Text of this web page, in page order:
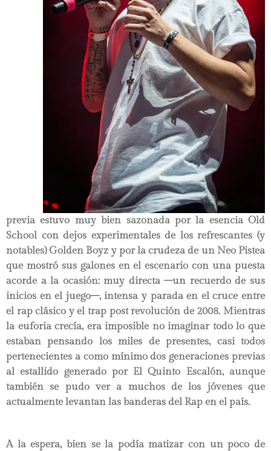
previa estuvo muy bien sazonada por la esencia Old
School con dejos experimentales de los refrescantes (y
notables) Golden Boyz y por la crudeza de un Neo Pistea
que mostró sus galones en el escenario con una puesta
acorde a la ocasión: muy directa –un recuerdo de sus
inicios en el juego–, intensa y parada en el cruce entre
el rap clásico y el trap post revolución de 2008. Mientras
la euforia crecía, era imposible no imaginar todo lo que
estaban pensando los miles de presentes, casi todos
pertenecientes a como mínimo dos generaciones previas
al estallido generado por El Quinto Escalón, aunque
también se pudo ver a muchos de los jóvenes que
actualmente levantan las banderas del Rap en el país.
A la espera, bien se la podía matizar con un poco de